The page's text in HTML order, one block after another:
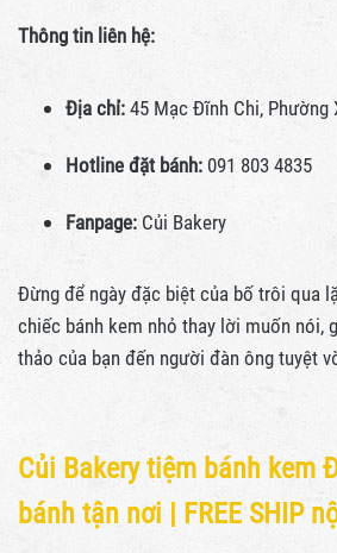
Thông tin liên hệ:
Địa chỉ: 45 Mạc Đĩnh Chi, Phường
Hotline đặt bánh: 091 803 4835
Fanpage: Củi Bakery
Đừng để ngày đặc biệt của bố trôi qua
chiếc bánh kem nhỏ thay lời muốn nói,
thảo của bạn đến người đàn ông tuyệt
Củi Bakery tiệm bánh kem
bánh tận nơi | FREE SHIP